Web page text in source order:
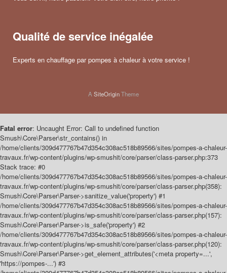
Qualité de service inégalée
Experts en chauffage par pompes à chaleur à votre service !
ASiteOriginTheme
Fatal error: Uncaught Error: Call to undefined function
Smush\Core\Parser\str_contains() in
/home/clients/309d477767b47d354c308ac518b89566/sites/pompes-a-chaleur-
travaux.fr/wp-content/plugins/wp-smushit/core/parser/class-parser.php:373
Stack trace: #0
/home/clients/309d477767b47d354c308ac518b89566/sites/pompes-a-chaleur-
travaux.fr/wp-content/plugins/wp-smushit/core/parser/class-parser.php(358):
Smush\Core\Parser\Parser->sanitize_value('property') #1
/home/clients/309d477767b47d354c308ac518b89566/sites/pompes-a-chaleur-
travaux.fr/wp-content/plugins/wp-smushit/core/parser/class-parser.php(157):
Smush\Core\Parser\Parser->is_safe('property') #2
/home/clients/309d477767b47d354c308ac518b89566/sites/pompes-a-chaleur-
travaux.fr/wp-content/plugins/wp-smushit/core/parser/class-parser.php(120):
Smush\Core\Parser\Parser->get_element_attributes('<meta property=...',
'https://pompes-...') #3